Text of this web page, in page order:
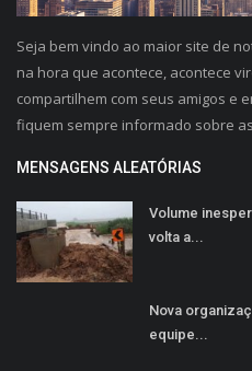
Seja bem vindo ao maior site de
na hora que acontece, acontece
compartilhem com seus amigos e
fiquem sempre informado sobre
MENSAGENS ALEATÓRIAS
Volume
volta a...
Nova
equipe...